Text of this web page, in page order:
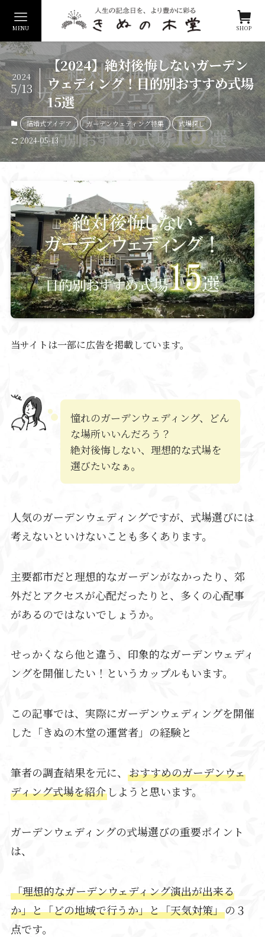
SHOP
MENU
【2024】絶対後悔しないガーデン
ウェディング！目的別おすすめ式場
15選
2024
5/13
結婚式アイデア ガーデンウェディング特集 式場探し
2024-05-13
当サイトは一部に広告を掲載しています。
憧れのガーデンウェディング、どん
な場所いいんだろう？
絶対後悔しない、理想的な式場を
選びたいなぁ。
人気のガーデンウェディングですが、式場選びには
考えないといけないことも多くあります。
主要都市だと理想的なガーデンがなかったり、郊
外だとアクセスが心配だったりと、多くの心配事
があるのではないでしょうか。
せっかくなら他と違う、印象的なガーデンウェディ
ングを開催したい！というカップルもいます。
この記事では、実際にガーデンウェディングを開催
した「きぬの木堂の運営者」の経験と
筆者の調査結果を元に、 おすすめのガーデンウェ
ディング式場を紹介しようと思います。
ガーデンウェディングの式場選びの重要ポイント
は、
「理想的なガーデンウェディング演出が出来る
か」と「どの地域で行うか」と「天気対策」の３
点です。